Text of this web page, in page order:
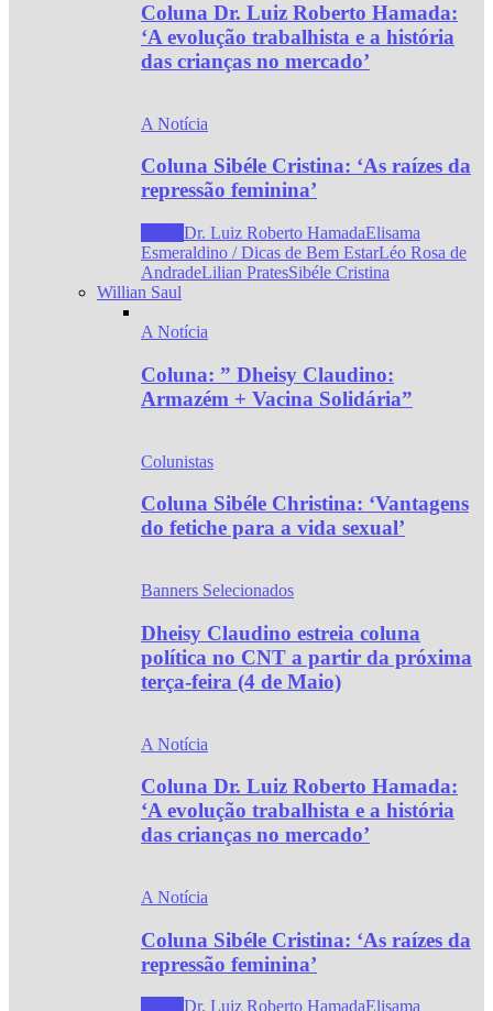
Coluna Dr. Luiz Roberto Hamada:
‘A evolução trabalhista e a história
das crianças no mercado’
A Notícia
Coluna Sibéle Cristina: ‘As raízes da
repressão feminina’
Dr. Luiz Roberto HamadaElisama
Esmeraldino / Dicas de Bem EstarLéo Rosa de
AndradeLilian PratesSibéle Cristina
Willian Saul
A Notícia
Coluna: ” Dheisy Claudino:
Armazém + Vacina Solidária”
Colunistas
Coluna Sibéle Christina: ‘Vantagens
do fetiche para a vida sexual’
Banners Selecionados
Dheisy Claudino estreia coluna
política no CNT a partir da próxima
terça-feira (4 de Maio)
A Notícia
Coluna Dr. Luiz Roberto Hamada:
‘A evolução trabalhista e a história
das crianças no mercado’
A Notícia
Coluna Sibéle Cristina: ‘As raízes da
repressão feminina’
Dr. Luiz Roberto HamadaElisama